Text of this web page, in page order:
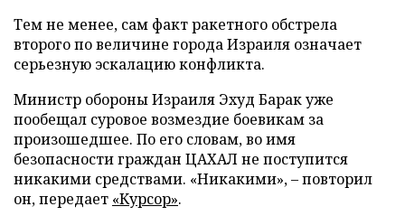
Тем не менее, сам факт ракетного обстрела
второго по величине города Израиля означает
серьезную эскалацию конфликта.
Министр обороны Израиля Эхуд Барак уже
пообещал суровое возмездие боевикам за
произошедшее. По его словам, во имя
безопасности граждан ЦАХАЛ не поступится
никакими средствами. «Никакими», – повторил
он, передает «Курсор».